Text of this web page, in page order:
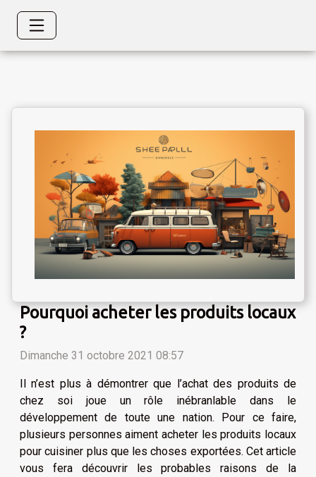
Pourquoi acheter les produits locaux
?
Dimanche 31 octobre 2021 08:57
Il n’est plus à démontrer que l’achat des produits de
chez soi joue un rôle inébranlable dans le
développement de toute une nation. Pour ce faire,
plusieurs personnes aiment acheter les produits locaux
pour cuisiner plus que les choses exportées. Cet article
vous fera découvrir les probables raisons de la